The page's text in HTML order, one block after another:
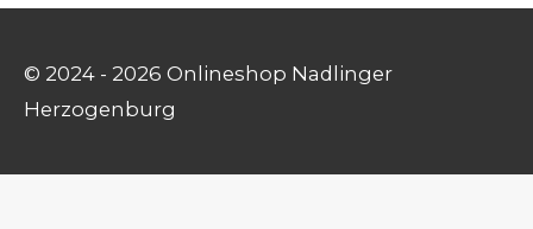
© 2024 - 2026 Onlineshop Nadlinger
Herzogenburg